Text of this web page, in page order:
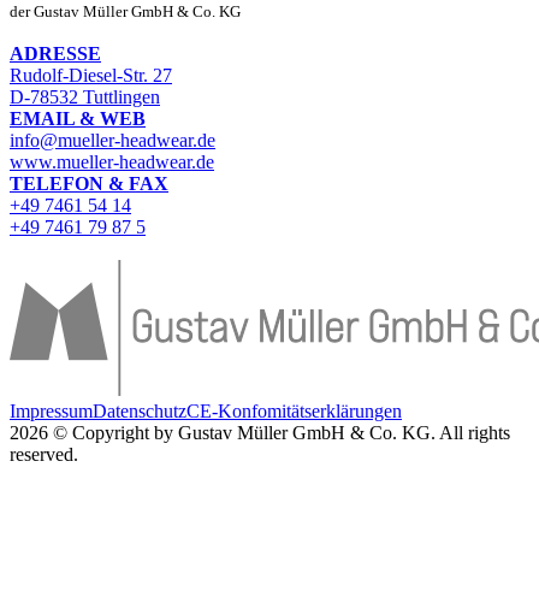
der Gustav Müller GmbH & Co. KG
ADRESSE
Rudolf-Diesel-Str. 27
D-78532 Tuttlingen
EMAIL & WEB
info@mueller-headwear.de
www.mueller-headwear.de
TELEFON & FAX
+49 7461 54 14
+49 7461 79 87 5
ImpressumDatenschutzCE-Konfomitätserklärungen
2026 © Copyright by Gustav Müller GmbH & Co. KG. All rights
reserved.